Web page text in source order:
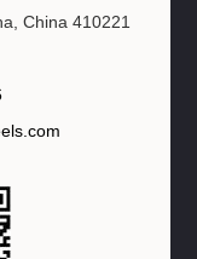
China 410221